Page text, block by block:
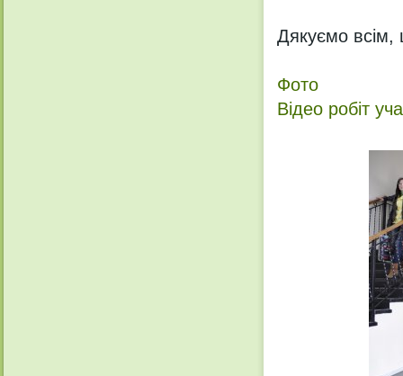
Дякуємо всім,
Фото
Відео робіт